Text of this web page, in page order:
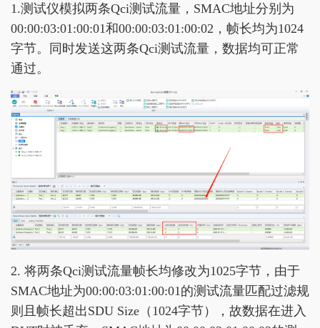
1.测试仪模拟两条Qci测试流量，SMAC地址分别为
00:00:03:01:00:01和00:00:03:01:00:02，帧长均为1024
字节。同时发送这两条Qci测试流量，数据均可正常
通过。
2. 将两条Qci测试流量帧长均修改为1025字节，由于
SMAC地址为00:00:03:01:00:01的测试流量匹配过滤规
则且帧长超出SDU Size（1024字节），故数据在进入